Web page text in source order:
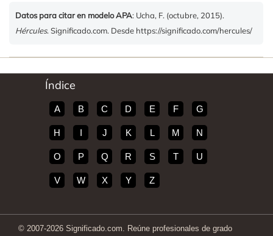
Datos para citar en modelo APA: Ucha, F. (octubre, 2015).
Hércules. Significado.com. Desde https://significado.com/hercules/
Índice
A B C D E F G
H J K L M N
O P Q R S T U
V W X Y Z
© 2007-2026 Significado.com. Reúne profesionales de grado